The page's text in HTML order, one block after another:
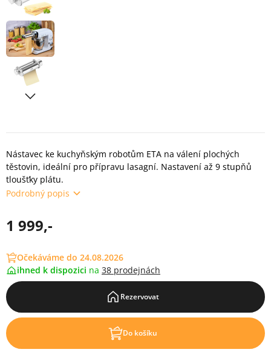
Nástavec ke kuchyňským robotům ETA na válení plochých
těstovin, ideální pro přípravu lasagní. Nastavení až 9 stupňů
tloušťky plátu.
Podrobný popis
1 999,-
Očekáváme do 24.08.2026
ihned k dispozici na 38 prodejnách
Rezervovat
Do košíku